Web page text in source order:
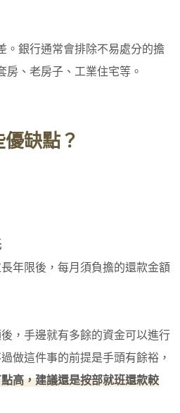
。銀行通常會排除不易處分的擔
房、老房子、工業住宅等。
缺點？
年限後，每月須負擔的還款金額
，手邊就有多餘的資金可以進行
做這件事的前提是手頭有餘裕，
高，建議還是按部就班還款較